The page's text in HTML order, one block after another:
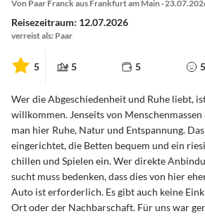
Von Paar Franck aus Frankfurt am Main ·
Reisezeitraum: 12.07.2026
verreist als: Paar
5 5 5 5
Wer die Abgeschiedenheit und Ruhe liebt,
willkommen. Jenseits von
man hier Ruhe, Natur und Entspannung.
eingerichtet, die Betten bequem und ein
chillen und Spielen ein. Wer direkte
sucht muss bedenken, dass dies von hier
Auto ist erforderlich. Es gibt auch keine
Ort oder der Nachbarschaft. Für uns war